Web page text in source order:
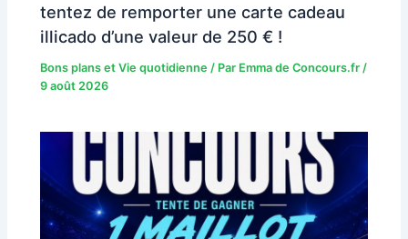
tentez de remporter une carte cadeau
illicado d’une valeur de 250 € !
Bons plans et Vie quotidienne / Par Emma de Concours.fr/
9 août 2026